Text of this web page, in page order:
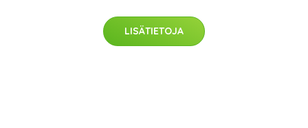
LISÄTIETOJA